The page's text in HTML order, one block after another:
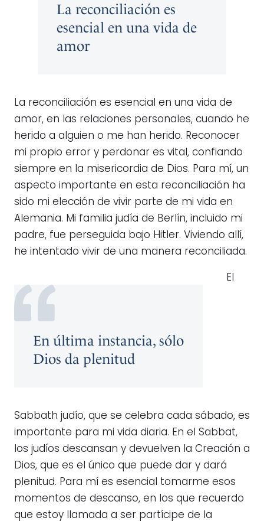
La reconciliación es
esencial en una vida de
amor
La reconciliación es esencial en una vida de
amor, en las relaciones personales, cuando he
herido a alguien o me han herido. Reconocer
mi propio error y perdonar es vital, confiando
siempre en la misericordia de Dios. Para mí, un
aspecto importante en esta reconciliación ha
sido mi elección de vivir parte de mi vida en
Alemania. Mi familia judía de Berlín, incluido mi
padre, fue perseguida bajo Hitler. Viviendo allí,
he intentado vivir de una manera reconciliada.
En última instancia, sólo
Dios da plenitud
El
Sabbath judío, que se celebra cada sábado, es
importante para mi vida diaria. En el Sabbat,
los judíos descansan y devuelven la Creación a
Dios, que es el único que puede dar y dará
plenitud. Para mí es esencial tomarme esos
momentos de descanso, en los que recuerdo
que estoy llamada a ser partícipe de la